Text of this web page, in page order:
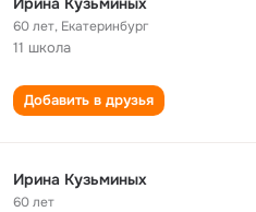
60 лет, Екатеринбург
11 школа
Добавить в друзья
Ирина Кузьминых
60 лет